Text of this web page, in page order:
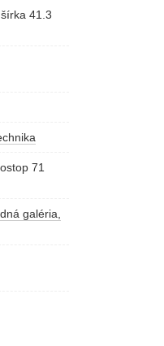
41.3
71
galéria,